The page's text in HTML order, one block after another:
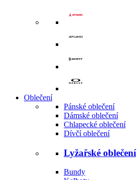
Oblečení
Pánské oblečení
Dámské oblečení
Chlapecké oblečení
Dívčí oblečení
Lyžařské oblečení
Bundy